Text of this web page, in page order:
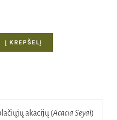
Į KREPŠELĮ
akacijų (Acacia Seyal)